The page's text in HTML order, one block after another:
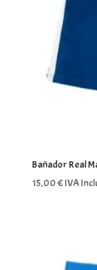
Bañador Real
15,00€IVA